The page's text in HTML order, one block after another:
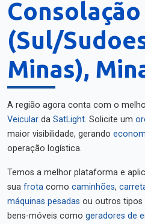
Consolação
(Sul/
Minas),
A região agora conta com o
Veicular da SatLight. Solicite um
maior visibilidade, gerando
operação logística.
Temos a melhor plataforma e
sua frota como caminhões,
máquinas pesadas ou outros tipos
bens-móveis como geradores de